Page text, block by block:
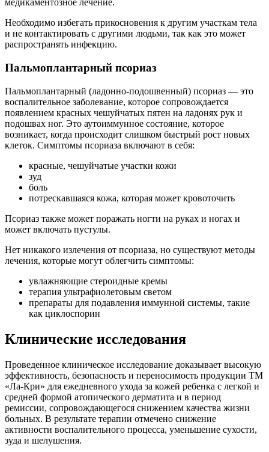
медикаментозное лечение.
Необходимо избегать прикосновения к другим участкам тела
и не контактировать с другими людьми, так как это может
распространять инфекцию.
Пальмоплантарный псориаз
Пальмоплантарный (ладонно-подошвенный) псориаз — это
воспалительное заболевание, которое сопровождается
появлением красных чешуйчатых пятен на ладонях рук и
подошвах ног. Это аутоиммунное состояние, которое
возникает, когда происходит слишком быстрый рост новых
клеток. Симптомы псориаза включают в себя:
красные, чешуйчатые участки кожи
зуд
боль
потрескавшаяся кожа, которая может кровоточить
Псориаз также может поражать ногти на руках и ногах и
может включать пустулы.
Нет никакого излечения от псориаза, но существуют методы
лечения, которые могут облегчить симптомы:
увлажняющие стероидные кремы
терапия ультрафиолетовым светом
препараты для подавления иммунной системы, такие
как циклоспорин
Клинические исследования
Проведенное клиническое исследование доказывает высокую
эффективность, безопасность и переносимость продукции ТМ
«Ла-Кри» для ежедневного ухода за кожей ребенка с легкой и
средней формой атопического дерматита и в период
ремиссии, сопровождающегося снижением качества жизни
больных. В результате терапии отмечено снижение
активности воспалительного процесса, уменьшение сухости,
зуда и шелушения.